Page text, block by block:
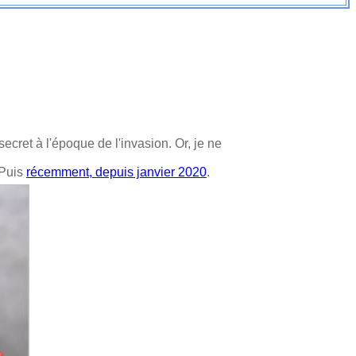
à l'époque de l'invasion. Or, je ne
récemment, depuis janvier 2020.